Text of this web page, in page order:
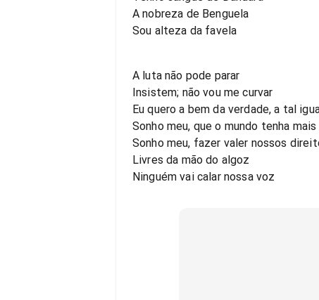
A nobreza de Benguela
Sou alteza da favela
A luta não pode parar
Insistem; não vou me curvar
Eu quero a bem da verdade, a tal
Sonho meu, que o mundo tenha
Sonho meu, fazer valer nossos
Livres da mão do algoz
Ninguém vai calar nossa voz